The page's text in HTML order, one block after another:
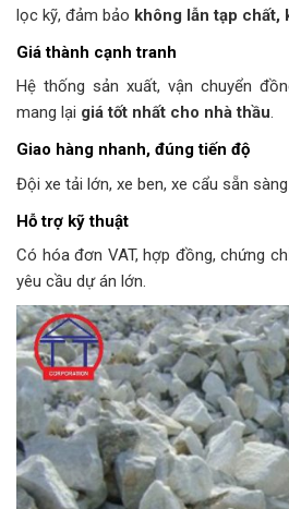
lọc kỹ, đảm bảo không lẫn tạp chất,
Giá thành cạnh tranh
Hệ thống sản xuất, vận chuyển
mang lại giá tốt nhất cho nhà thầu.
Giao hàng nhanh, đúng tiến độ
Đội xe tải lớn, xe ben, xe cẩu sẵn
Hỗ trợ kỹ thuật
Có hóa đơn VAT, hợp đồng, chứng
yêu cầu dự án lớn.